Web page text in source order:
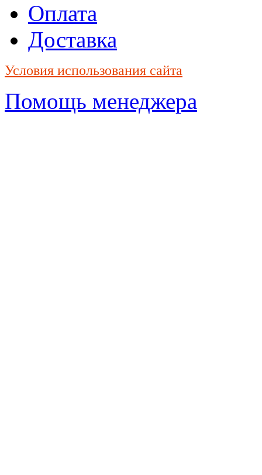
Оплата
Доставка
Условия использования сайта
Помощь менеджера